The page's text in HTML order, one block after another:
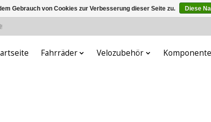
Fahrräder Velozubehör
Gebrauch von Cookies zur Verbesserung dieser Seite zu. Diese